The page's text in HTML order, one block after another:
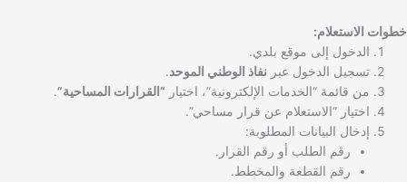
خطوات الاستعلام:
الدخول إلى موقع بلدي.
تسجيل الدخول عبرنفاذ الوطني الموحد.
من قائمة “الخدمات الإلكترونية”، اختيار “القرارات المساحية”.
اختيار “الاستعلام عن قرار مساحي”.
إدخال البيانات المطلوبة:
رقم الطلب أو رقم القرار.
رقم القطعة والمخطط.